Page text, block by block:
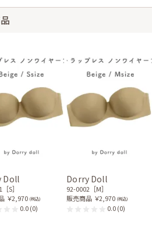
Doll
S］
￥2,970 (税込)
0.0(0)
Dorry Doll
92-0002［M］
販売商品 ￥2,970 (税込)
0.0(0)